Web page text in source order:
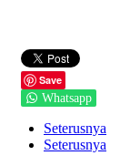
Save
Whatsapp
Seterusnya
Seterusnya